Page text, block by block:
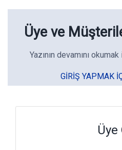
Üye ve
Yazının devamını
GIRIŞ YAPMAK
Üye